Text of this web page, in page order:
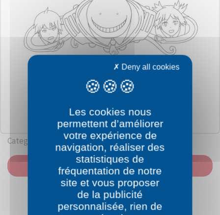
Category: Assassination Classroom
PRINT
Les cookies nous
permettent d’améliorer
votre expérience de
navigation, réaliser des
statistiques de
fréquentation de notre
site et vous proposer
de la publicité
personnalisée, rien de
Deny all cookies